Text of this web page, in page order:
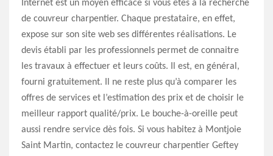
Internet est un moyen efficace si vous êtes à la recherche
de couvreur charpentier. Chaque prestataire, en effet,
expose sur son site web ses différentes réalisations. Le
devis établi par les professionnels permet de connaitre
les travaux à effectuer et leurs coûts. Il est, en général,
fourni gratuitement. Il ne reste plus qu’à comparer les
offres de services et l’estimation des prix et de choisir le
meilleur rapport qualité/prix. Le bouche-à-oreille peut
aussi rendre service dès fois. Si vous habitez à Montjoie
Saint Martin, contactez le couvreur charpentier Geftey